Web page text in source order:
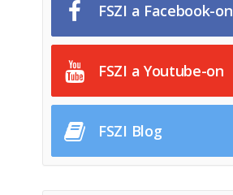
FSZI a Facebook-on
FSZI a Youtube-on
FSZI Blog